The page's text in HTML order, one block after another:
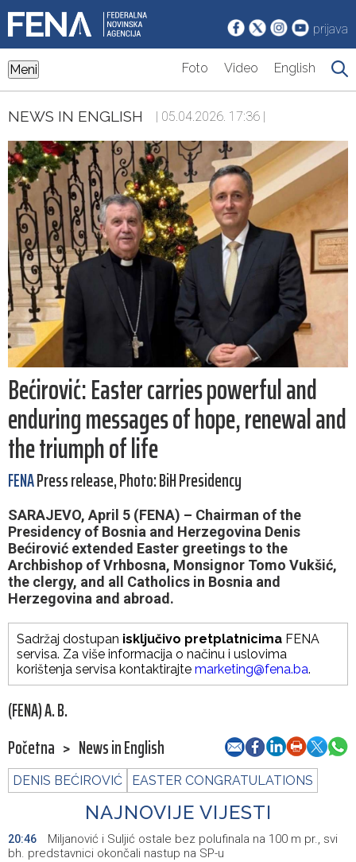
prijava
Meni Foto Video English
NEWS IN ENGLISH | 05.04.2026. 17:36 |
Bećirović: Easter carries powerful and
enduring messages of hope, renewal and
the triumph of life
FENAPress release, Photo: BiH Presidency
SARAJEVO, April 5 (FENA) – Chairman of the
Presidency of Bosnia and Herzegovina Denis
Bećirović extended Easter greetings to the
Archbishop of Vrhbosna, Monsignor Tomo Vukšić,
the clergy, and all Catholics in Bosnia and
Herzegovina and abroad.
Sadržaj dostupan isključivo pretplatnicima FENA
servisa. Za više informacija o načinu i uslovima
korištenja servisa kontaktirajte marketing@fena.ba.
(FENA) A. B.
Početna > News in English
DENIS BEĆIROVIĆ EASTER CONGRATULATIONS
NAJNOVIJE VIJESTI
20:46
Miljanović i Suljić ostale bez polufinala na 100 m pr., svi
bh. predstavnici okončali nastup na SP-u